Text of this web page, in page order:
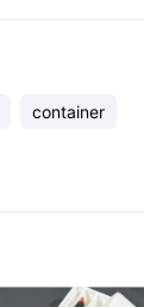
container